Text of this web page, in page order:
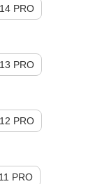
PRO
PRO
PRO
PRO